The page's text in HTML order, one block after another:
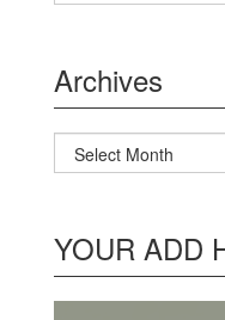
Archives
Archives
YOUR ADD